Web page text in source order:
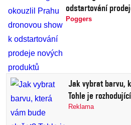
odstartování
Poggers
Jak vybrat barvu,
Tohle je rozhodující
Reklama